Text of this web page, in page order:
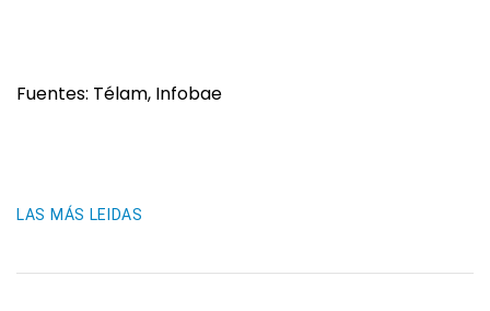
Fuentes: Télam, Infobae
LAS MÁS LEIDAS